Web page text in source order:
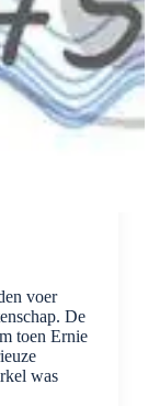
voer
De
toen Ernie
was